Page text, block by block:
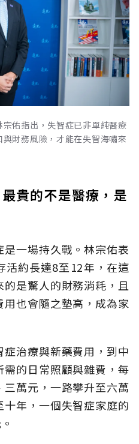
佑指出，失智症已非單純醫療
財務風險，才能在失智海嘯來
貴的不是醫療，是
一場持久戰。林宗佑表
活約長達8至12年，在這
是驚人的財務消耗，且
也會隨之墊高，成為家
治療與新藥費用，到中
的日常照顧與雜費，每
萬元，一路攀升至六萬
年，一個失智症家庭的